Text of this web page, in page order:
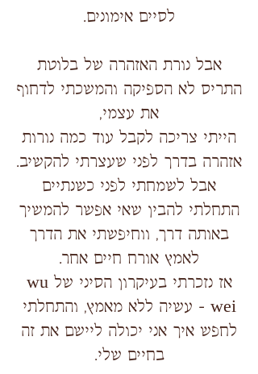
לסיים אימונים.
אבל נורת האזהרה של בלוטת
התריס לא הספיקה והמשכתי לדחוף
את עצמי,
הייתי צריכה לקבל עוד כמה נורות
אזהרה בדרך לפני שעצרתי להקשיב.
אבל לשמחתי לפני כשנתיים
התחלתי להבין שאי אפשר להמשיך
באותה דרך, ווחיפשתי את הדרך
לאמץ אורח חיים אחר.
אז נזכרתי בעיקרון הסיני של wu
wei - עשיה ללא מאמץ, והתחלתי
לחפש איך אני יכולה ליישם את זה
בחיים שלי.